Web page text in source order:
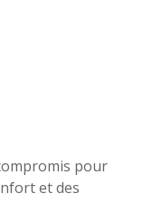
pour
et des